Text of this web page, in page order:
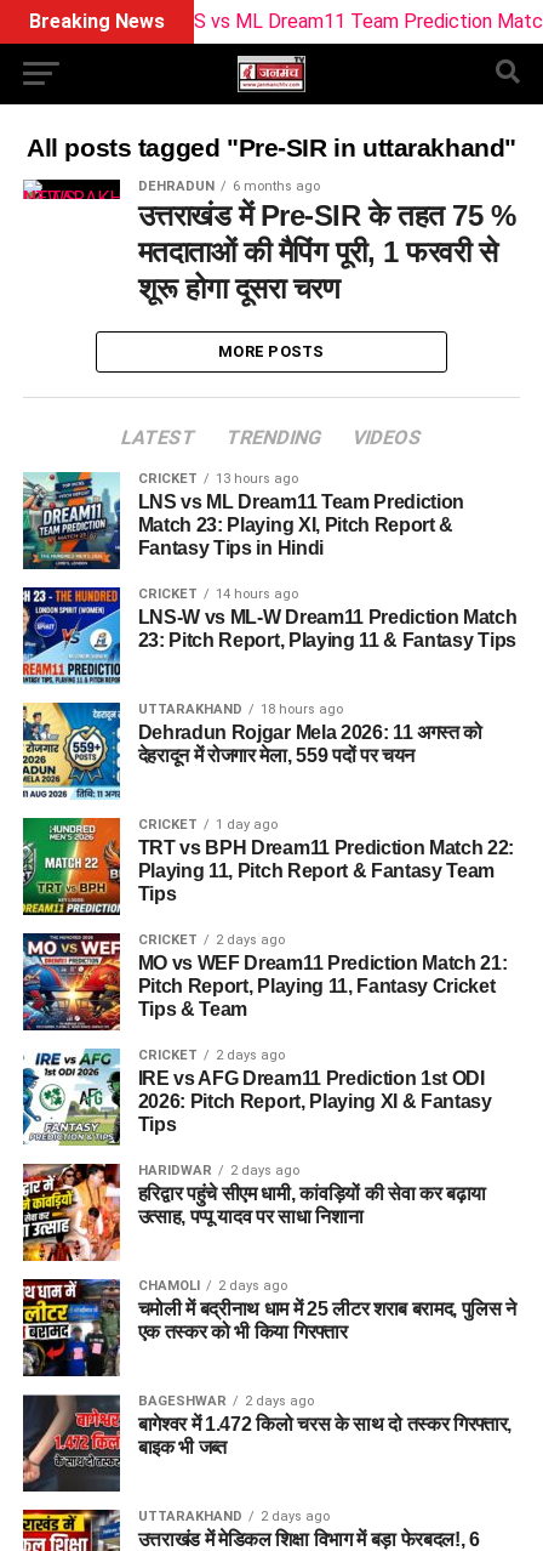
Breaking NewsLNS vs ML Dream11 Team Prediction Match
All posts tagged "Pre-SIR in uttarakhand"
DEHRADUN 6 months ago
उत्तराखंड में Pre-SIR के तहत 75 %
मतदाताओं की मैपिंग पूरी, 1 फरवरी से
शूरू होगा दूसरा चरण
MORE POSTS
LATEST TRENDING VIDEOS
CRICKET 13 hours ago
LNS vs ML Dream11 Team Prediction
Match 23: Playing XI, Pitch Report &
Fantasy Tips in Hindi
CRICKET 14 hours ago
LNS-W vs ML-W Dream11 Prediction Match
23: Pitch Report, Playing 11 & Fantasy Tips
UTTARAKHAND 18 hours ago
Dehradun Rojgar Mela 2026: 11 अगस्त को
देहरादून में रोजगार मेला, 559 पदों पर चयन
CRICKET 1 day ago
TRT vs BPH Dream11 Prediction Match 22:
Playing 11, Pitch Report & Fantasy Team
Tips
CRICKET 2 days ago
MO vs WEF Dream11 Prediction Match 21:
Pitch Report, Playing 11, Fantasy Cricket
Tips & Team
CRICKET 2 days ago
IRE vs AFG Dream11 Prediction 1st ODI
2026: Pitch Report, Playing XI & Fantasy
Tips
HARIDWAR 2 days ago
हरिद्वार पहुंचे सीएम धामी, कांवड़ियों की सेवा कर बढ़ाया
उत्साह, पप्पू यादव पर साधा निशाना
CHAMOLI 2 days ago
चमोली में बद्रीनाथ धाम में 25 लीटर शराब बरामद, पुलिस ने
एक तस्कर को भी किया गिरफ्तार
BAGESHWAR 2 days ago
बागेश्वर में 1.472 किलो चरस के साथ दो तस्कर गिरफ्तार,
बाइक भी जब्त
UTTARAKHAND 2 days ago
उत्तराखंड में मेडिकल शिक्षा विभाग में बड़ा फेरबदल!, 6